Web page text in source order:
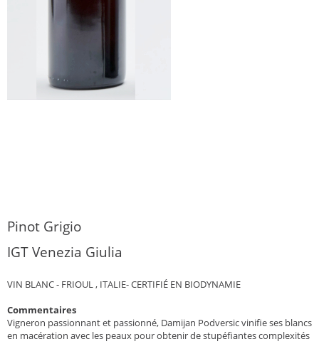
Pinot Grigio
IGT Venezia Giulia
VIN BLANC - FRIOUL , ITALIE- CERTIFIÉ EN BIODYNAMIE
Commentaires
Vigneron passionnant et passionné, Damijan Podversic vinifie ses blancs
en macération avec les peaux pour obtenir de stupéfiantes complexités